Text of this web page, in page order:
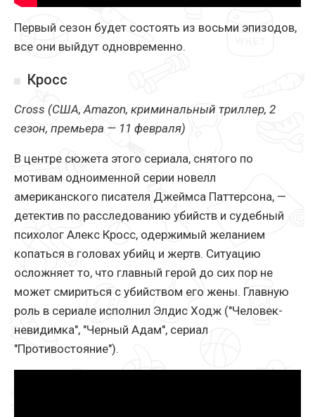
Первый сезон будет состоять из восьми эпизодов,
все они выйдут одновременно.
Кросс
Cross (США, Amazon, криминальный триллер, 2
сезон, премьера — 11 февраля)
В центре сюжета этого сериала, снятого по
мотивам одноименной серии новелл
американского писателя Джеймса Паттерсона, —
детектив по расследованию убийств и судебный
психолог Алекс Кросс, одержимый желанием
копаться в головах убийц и жертв. Ситуацию
осложняет то, что главный герой до сих пор не
может смириться с убийством его жены. Главную
роль в сериале исполнил Элдис Ходж ("Человек-
невидимка", "Черный Адам", сериал
"Противостояние").